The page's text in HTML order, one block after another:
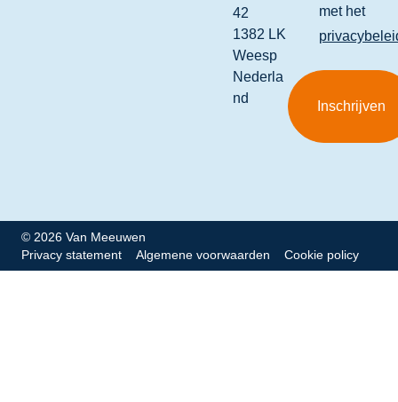
42
1382 LK
Weesp
Nederla
nd
met het
© 2026 Van Meeuwen
Privacy statement
Algemene voorwaarden Cookie policy